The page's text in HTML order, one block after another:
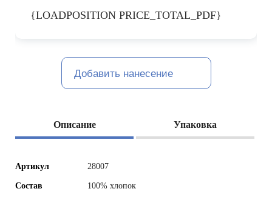
{LOADPOSITION PRICE_TOTAL_PDF}
Добавить нанесение
Описание Упаковка
Артикул 28007
Состав 100% хлопок